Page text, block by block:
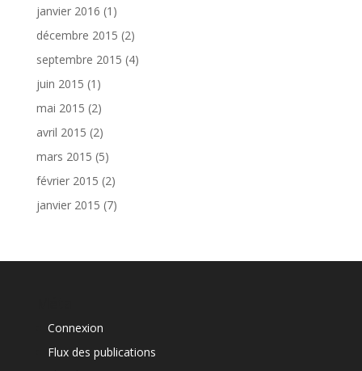
janvier 2016 (1)
décembre 2015 (2)
septembre 2015 (4)
juin 2015 (1)
mai 2015 (2)
avril 2015 (2)
mars 2015 (5)
février 2015 (2)
janvier 2015 (7)
Connexion
Flux des publications